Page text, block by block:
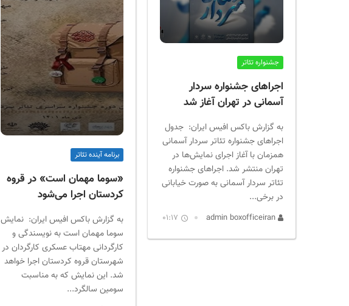
جشنواره تئاتر
اجراهای جشنواره سردار
آسمانی در تهران آغاز شد
به گزارش باکس افیس ایران: جدول
اجراهای جشنواره تئاتر سردار آسمانی
همزمان با آغاز اجرای نمایش‌ها در
تهران منتشر شد. اجراهای جشنواره
تئاتر سردار آسمانی به صورت خیابانی
در برخی...
01:17
برنامه آینده تئاتر
«سوما مهمان است» در قروه
کردستان اجرا می‌شود
به گزارش باکس افیس ایران: نمایش
سوما مهمان است به نویسندگی و
کارگردانی مهتاب عسکری کارگردان در
شهرستان قروه کردستان اجرا خواهد
شد. این نمایش که به مناسبت
سومین سالگرد...